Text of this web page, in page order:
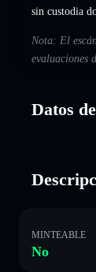
sin custodia
Nota: El
evaluaciones
Datos
MINTEABLE
No